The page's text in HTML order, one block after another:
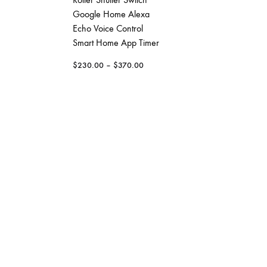
Google Home Alexa
Echo Voice Control
Smart Home App Timer
$230.00 – $370.00